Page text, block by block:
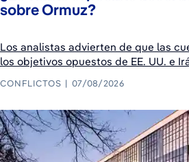
sobre Ormuz?
Los analistas advierten de que las
los objetivos opuestos de EE. UU. e
CONFLICTOS 07/08/2026